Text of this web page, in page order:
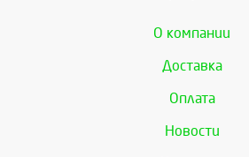
О компании
Доставка
Оплата
Новости